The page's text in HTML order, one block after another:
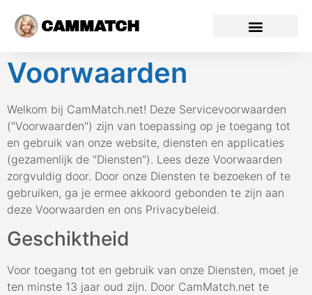
CAMMATCH
Voorwaarden
Welkom bij CamMatch.net! Deze Servicevoorwaarden
("Voorwaarden") zijn van toepassing op je toegang tot
en gebruik van onze website, diensten en applicaties
(gezamenlijk de "Diensten"). Lees deze Voorwaarden
zorgvuldig door. Door onze Diensten te bezoeken of te
gebruiken, ga je ermee akkoord gebonden te zijn aan
deze Voorwaarden en ons Privacybeleid.
Geschiktheid
Voor toegang tot en gebruik van onze Diensten, moet je
ten minste 13 jaar oud zijn. Door CamMatch.net te